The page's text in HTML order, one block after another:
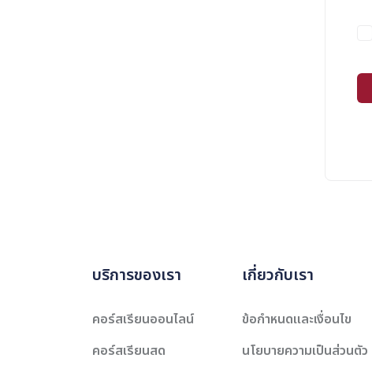
บริการของเรา
คอร์สเรียนออนไลน์
คอร์สเรียนสด
เกี่ยวกับเรา
ข้อกำหนดและเงื่อนไข
นโยบายความเป็นส่วนตัว